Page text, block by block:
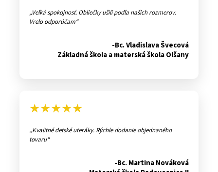
Veľká spokojnosť. Obliečky ušili podľa našich rozmerov.
Vrelo odporúčam
-Bc. Vladislava Švecová
Základná škola a materská škola Olšany
★★★★★
Kvalitné detské uteráky. Rýchle dodanie objednaného
tovaru
-Bc. Martina Nováková